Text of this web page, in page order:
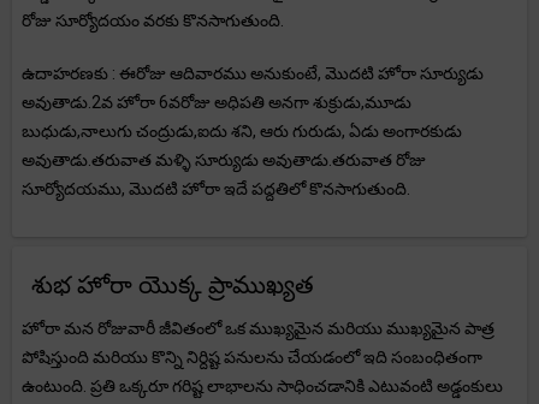
రోజు సూర్యోదయం వరకు కొనసాగుతుంది.
ఉదాహరణకు : ఈరోజు ఆదివారము అనుకుంటే, మొదటి హోరా సూర్యుడు
అవుతాడు.2వ హోరా 6వరోజు అధిపతి అనగా శుక్రుడు,మూడు
బుధుడు,నాలుగు చంద్రుడు,ఐదు శని, ఆరు గురుడు, ఏడు అంగారకుడు
అవుతాడు.తరువాత మళ్ళి సూర్యుడు అవుతాడు.తరువాత రోజు
సూర్యోదయము, మొదటి హోరా ఇదే పద్దతిలో కొనసాగుతుంది.
శుభ హోరా యొక్క ప్రాముఖ్యత
హోరా మన రోజువారీ జీవితంలో ఒక ముఖ్యమైన మరియు ముఖ్యమైన పాత్ర
పోషిస్తుంది మరియు కొన్ని నిర్దిష్ట పనులను చేయడంలో ఇది సంబంధితంగా
ఉంటుంది. ప్రతి ఒక్కరూ గరిష్ట లాభాలను సాధించడానికి ఎటువంటి అడ్డంకులు